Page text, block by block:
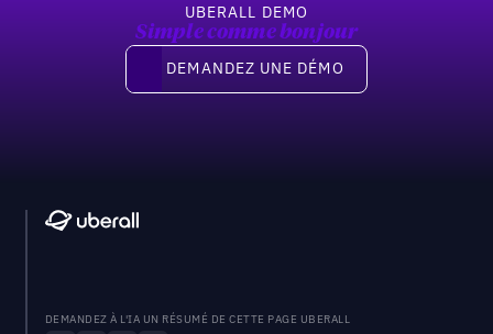
UBERALL DEMO
Simple comme bonjour
Demandez une démo
DEMANDEZ UNE DÉMO
DEMANDEZ À L'IA UN RÉSUMÉ DE CETTE PAGE UBERALL